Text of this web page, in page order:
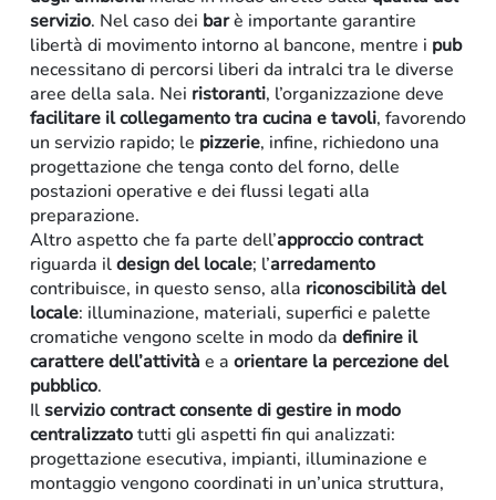
servizio. Nel caso dei barè importante garantire
libertà di movimento intorno al bancone, mentre i pub
necessitano di percorsi liberi da intralci tra le diverse
aree della sala. Nei ristoranti, l’organizzazione deve
facilitare il collegamento tra cucina e tavoli, favorendo
un servizio rapido; le pizzerie, infine, richiedono una
progettazione che tenga conto del forno, delle
postazioni operative e dei flussi legati alla
preparazione.
Altro aspetto che fa parte dell’approccio contract
riguarda ildesign del locale; l’arredamento
contribuisce, in questo senso, alla riconoscibilità del
locale: illuminazione, materiali, superfici e palette
cromatiche vengono scelte in modo da definire il
carattere dell’attività e a orientare la percezione del
pubblico.
Ilservizio contract consente di gestire in modo
centralizzatotutti gli aspetti fin qui analizzati:
progettazione esecutiva, impianti, illuminazione e
montaggio vengono coordinati in un’unica struttura,